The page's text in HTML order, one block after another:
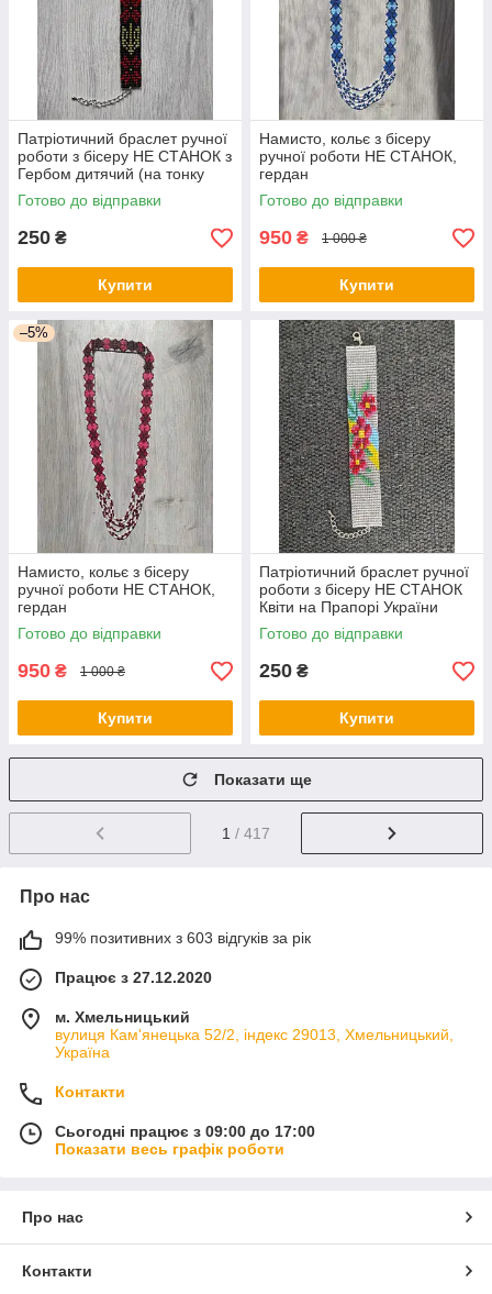
Патріотичний браслет ручної
роботи з бісеру НЕ СТАНОК з
Гербом дитячий (на тонку
руку)
Готово до відправки
250 ₴
Купити
Намисто, кольє з бісеру
ручної роботи НЕ СТАНОК,
гердан
Готово до відправки
950 ₴ 1 000 ₴
Купити
–5%
Намисто, кольє з бісеру
ручної роботи НЕ СТАНОК,
гердан
Готово до відправки
950 ₴ 1 000 ₴
Купити
Патріотичний браслет ручної
роботи з бісеру НЕ СТАНОК
Квіти на Прапорі України
Готово до відправки
250 ₴
Купити
Показати ще
1 / 417
Про нас
99% позитивних з 603 відгуків за рік
Працює з 27.12.2020
м. Хмельницький
вулиця Кам'янецька 52/2, індекс 29013, Хмельницький,
Україна
Контакти
Сьогодні працює з 09:00 до 17:00
Показати весь графік роботи
Про нас
Контакти